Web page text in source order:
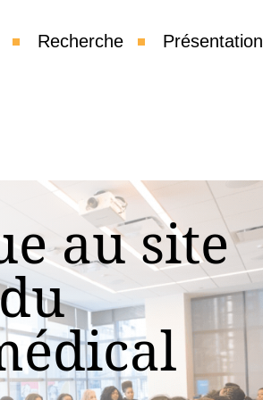
Recherche Présentation
au site